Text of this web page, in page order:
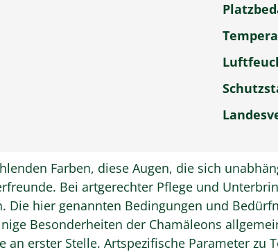
Farben, diese Augen, die sich
Bei artgerechter Pflege und
Die hier genannten Bedingungen und
Besonderheiten der Chamäleons
an erster Stelle. Artspezifische Parameter